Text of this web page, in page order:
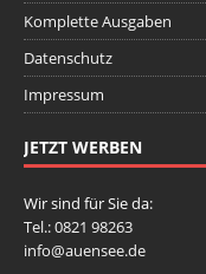
Komplette Ausgaben
Datenschutz
Impressum
JETZT WERBEN
Wir sind für Sie da:
Tel.: 0821 98263
info@auensee.de